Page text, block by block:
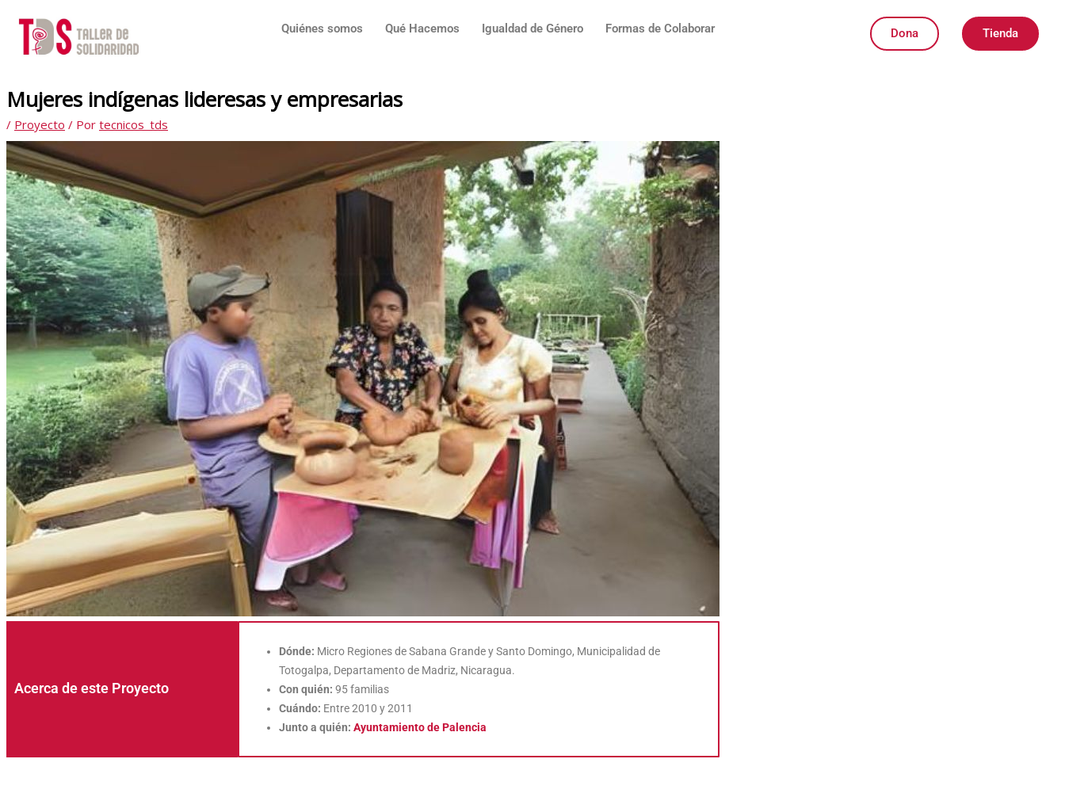
contenido
Quiénes somos Qué Hacemos Igualdad de Género Formas de Colaborar Dona Tienda
Mujeres indígenas lideresas y empresarias
/ Proyecto / Por tecnicos_tds
Acerca de este Proyecto
Dónde: Micro Regiones de Sabana Grande y Santo Domingo, Municipalidad de
Totogalpa, Departamento de Madriz, Nicaragua.
Con quién: 95 familias
Cuándo: Entre 2010 y 2011
Junto a quién: Ayuntamiento de Palencia